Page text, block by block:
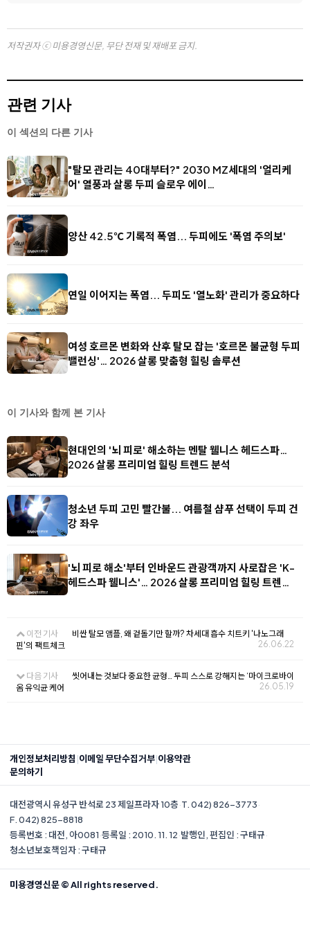
저작권자 ⓒ 미용경영신문, 무단 전재 및 재배포 금지.
관련 기사
이 섹션의 다른 기사
"탈모 관리는 40대부터?" 2030 MZ세대의 '얼리케
어' 열풍과 살롱 두피 슬로우 에이…
양산 42.5℃ 기록적 폭염... 두피에도 '폭염 주의보'
연일 이어지는 폭염... 두피도 '열노화' 관리가 중요하다
여성 호르몬 변화와 산후 탈모 잡는 '호르몬 불균형 두피
밸런싱'… 2026 살롱 맞춤형 힐링 솔루션
이 기사와 함께 본 기사
현대인의 '뇌 피로' 해소하는 멘탈 웰니스 헤드스파…
2026 살롱 프리미엄 힐링 트렌드 분석
청소년 두피 고민 빨간불... 여름철 샴푸 선택이 두피 건
강 좌우
'뇌 피로 해소'부터 인바운드 관광객까지 사로잡은 'K-
헤드스파 웰니스'… 2026 살롱 프리미엄 힐링 트렌…
이전 기사
비싼 탈모 앰플, 왜 겉돌기만 할까? 차세대 흡수 치트키 '나노그래
핀'의 팩트체크
26.06.22
다음 기사
씻어내는 것보다 중요한 균형… 두피 스스로 강해지는 ‘마이크로바이
옴 유익균 케어
26.05.19
개인정보처리방침 |이메일 무단수집거부|이용약관
문의하기
대전광역시 유성구 반석로 23 제일프라자 10층·T. 042) 826-3773·
F. 042) 825-8818
등록번호 : 대전, 아0081·등록일 : 2010. 11. 12·발행인, 편집인 : 구태규·
청소년보호책임자 : 구태규
미용경영신문 © All rights reserved.